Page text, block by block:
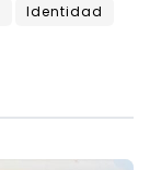
Identidad